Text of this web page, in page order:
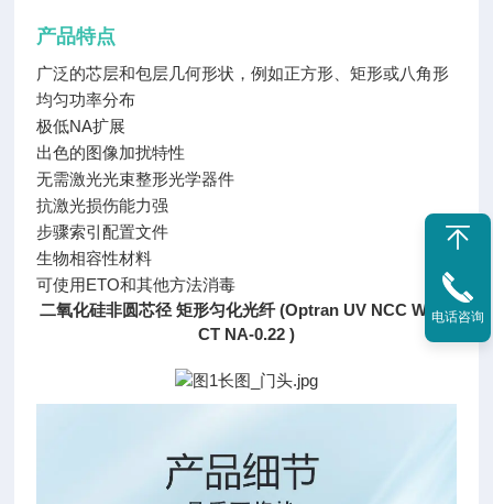
产品特点
广泛的芯层和包层几何形状，例如正方形、矩形或八角形
均匀功率分布
极低NA扩展
出色的图像加扰特性
无需激光光束整形光学器件
抗激光损伤能力强
步骤索引配置文件
生物相容性材料
可使用ETO和其他方法消毒
二氧化硅非圆芯径 矩形匀化光纤 (Optran UV NCC WF R
CT NA-0.22 )
电话咨询